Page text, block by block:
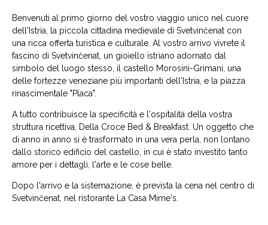
Benvenuti al primo giorno del vostro viaggio unico nel cuore
dell'Istria, la piccola cittadina medievale di Svetvinčenat con
una ricca offerta turistica e culturale. Al vostro arrivo vivrete il
fascino di Svetvinčenat, un gioiello istriano adornato dal
simbolo del luogo stesso, il castello Morosini-Grimani, una
delle fortezze veneziane più importanti dell'Istria, e la piazza
rinascimentale "Placa".
A tutto contribuisce la specificità e l'ospitalità della vostra
struttura ricettiva, Della Croce Bed & Breakfast. Un oggetto che
di anno in anno si è trasformato in una vera perla, non lontano
dallo storico edificio del castello, in cui è stato investito tanto
amore per i dettagli, l'arte e le cose belle.
Dopo l'arrivo e la sistemazione, è prevista la cena nel centro di
Svetvinčenat, nel ristorante La Casa Mime's.